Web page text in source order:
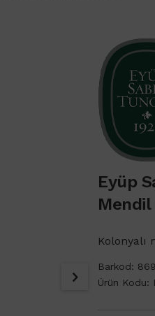
Eyüp
Mendil
Kolonyalı
Barkod:
Ürün Kodu: